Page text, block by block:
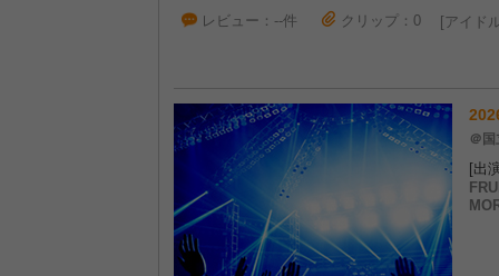
レビュー：--件 クリップ：0 アイド
＠
[出